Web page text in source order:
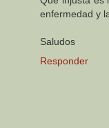
enfermedad y
Saludos
Responder